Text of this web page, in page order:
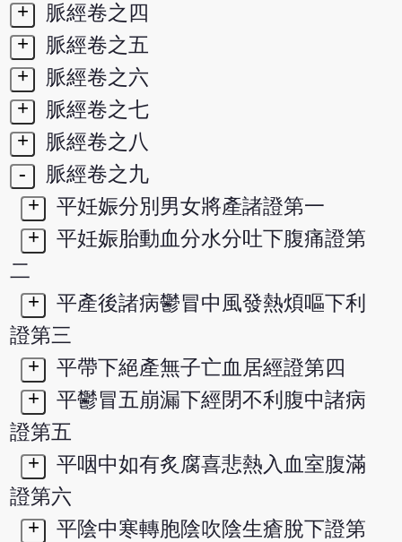
+
脈經卷之四
+
脈經卷之五
+
脈經卷之六
+
脈經卷之七
+
脈經卷之八
-
脈經卷之九
+
平妊娠分別男女將產諸證第一
+
平妊娠胎動血分水分吐下腹痛證第
二
+
平產後諸病鬱冒中風發熱煩嘔下利
證第三
+
平帶下絕產無子亡血居經證第四
+
平鬱冒五崩漏下經閉不利腹中諸病
證第五
+
平咽中如有炙腐喜悲熱入血室腹滿
證第六
+
平陰中寒轉胞陰吹陰生瘡脫下證第